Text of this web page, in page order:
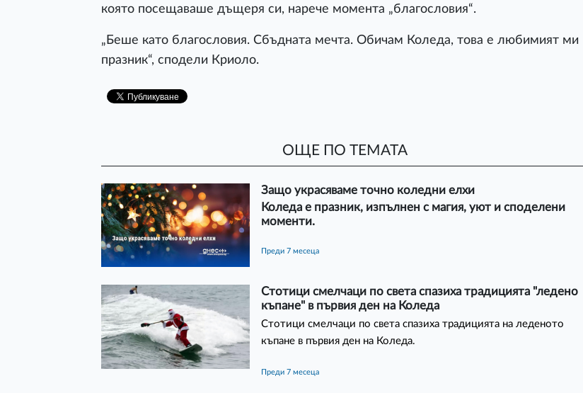
която посещаваше дъщеря си, нарече момента „благословия“.
„Беше като благословия. Сбъдната мечта. Обичам Коледа, това е любимият ми
празник“, сподели Криоло.
ОЩЕ ПО ТЕМАТА
Защо украсяваме точно коледни елхи
Коледа е празник, изпълнен с магия, уют и споделени
моменти.
преди 7 месеца
Стотици смелчаци по света спазиха традицията "ледено
къпане" в първия ден на Коледа
Стотици смелчаци по света спазиха традицията на леденото
къпане в първия ден на Коледа.
преди 7 месеца